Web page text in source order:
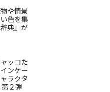
や情景
色を集
典』が
ッコた
ンケー
ラクタ
２弾